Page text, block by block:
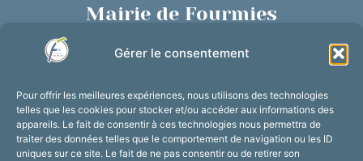
Gérer le consentement
Pour offrir les meilleures expériences, nous utilisons des technologies
telles que les cookies pour stocker et/ou accéder aux informations des
appareils. Le fait de consentir à ces technologies nous permettra de
traiter des données telles que le comportement de navigation ou les ID
uniques sur ce site. Le fait de ne pas consentir ou de retirer son
Mairie de Fourmies
03 27 59 69 79
Horaires d’ouverture
Du lundi au vendredi :
de 8h30 à 12h et de 13h30 à 17h30